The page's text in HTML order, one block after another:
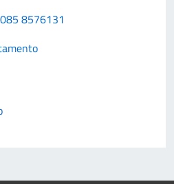
8576131